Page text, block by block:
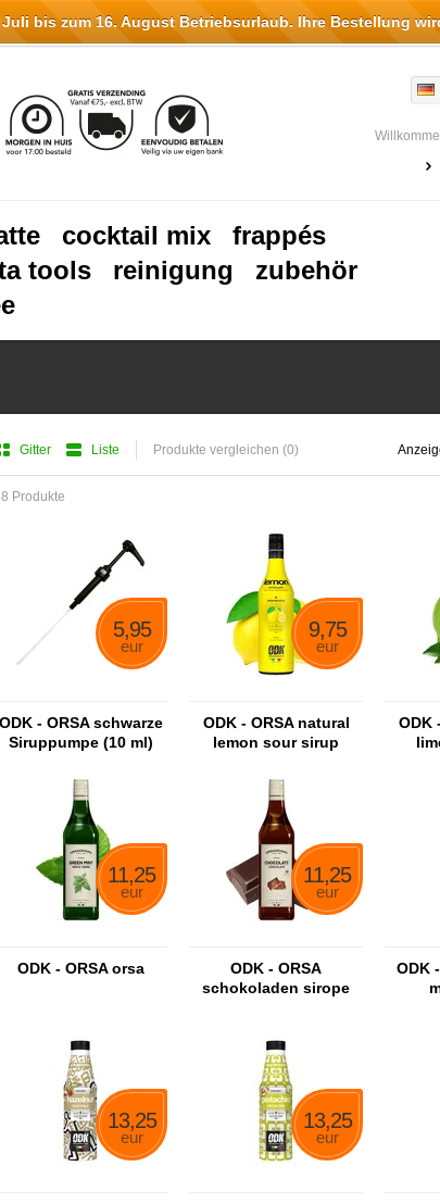
cocktail mix
frappés
tools reinigung
zubehör
Gitter Liste Produkte vergleichen (0)
Produkte
5,95
eur
ODK - ORSA schwarze
Siruppumpe (10 ml)
9,75
eur
ODK - ORSA natural
lemon sour sirup
ODK
11,25
eur
ODK - ORSA orsa
11,25
eur
ODK - ORSA
schokoladen sirope
ODK
13,25
eur
13,25
eur
bis zum 16. August Betriebsurlaub. Ihre Bestellung